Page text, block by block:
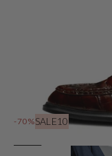
-70%SALE10